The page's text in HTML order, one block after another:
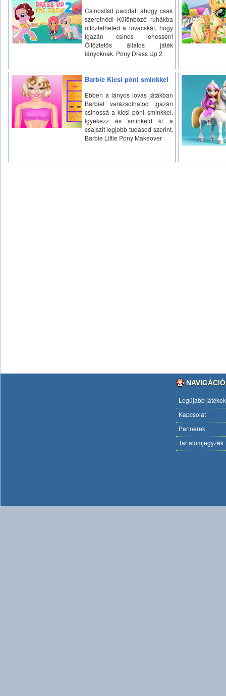
Csinosítsd pacidat, ahogy csak
szeretnéd! Különböző ruhákba
öltöztetheted a lovacskát, hogy
igazán csinos lehessen!
Öltöztetős állatos játék
lányoknak. Pony Dress Up 2
Barbie Kicsi póni sminkkel
Ebben a lányos lovas játákban
Barbiet varázsolhatod igazán
csinossá a kicsi póni sminkkel.
Igyekezz és sminkeld ki a
csajszit legjobb tudásod szerint.
Barbie Little Pony Makeover
Legújabb játékok
Kapcsolat
Partnerek
Tartalomjegyzék